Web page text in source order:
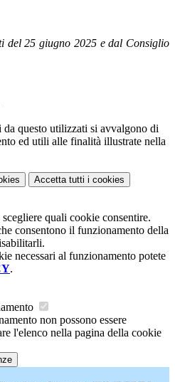
del 25 giugno 2025 e dal Consiglio
questo utilizzati si avvalgono di
ed utili alle finalità illustrate nella
Accetta tutti i cookies
quali cookie consentire.
consentono il funzionamento della
necessari al funzionamento potete
.
non possono essere
l'elenco nella pagina della cookie